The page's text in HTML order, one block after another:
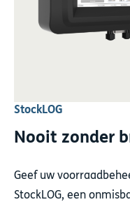
StockLOG
Nooit zonder
Geef uw
StockLOG, een